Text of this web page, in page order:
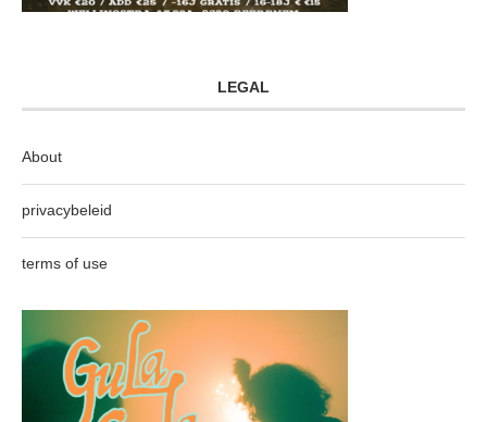
LEGAL
About
privacybeleid
terms of use